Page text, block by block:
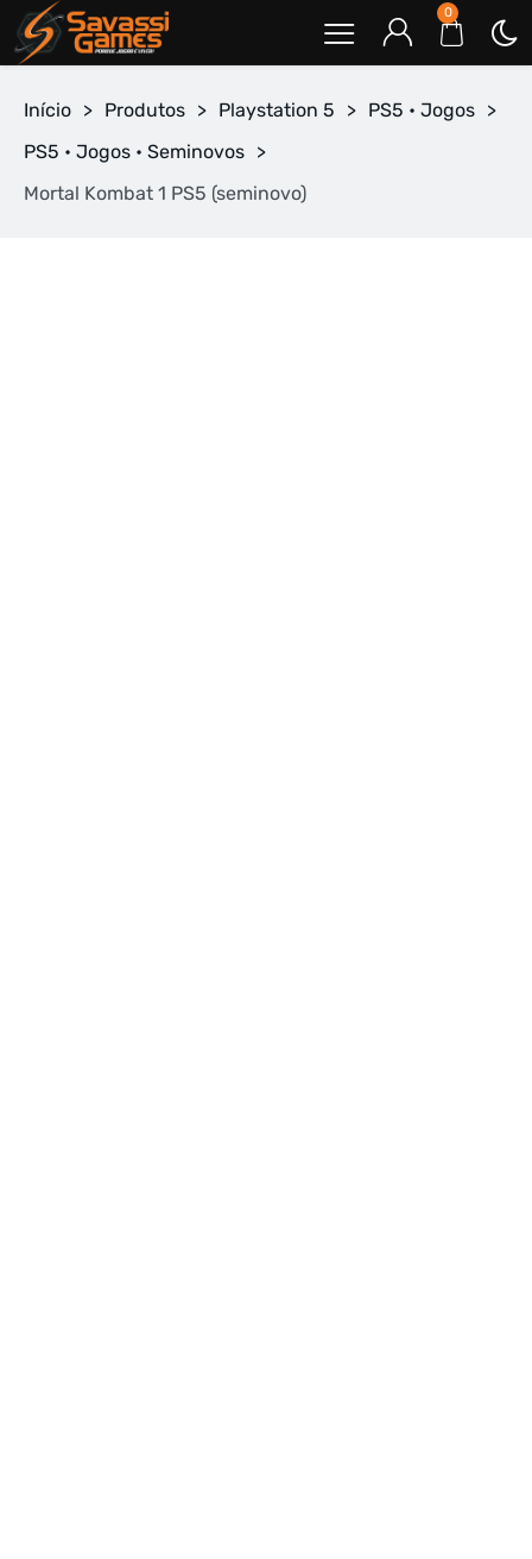
0
Início > Produtos > Playstation 5 > PS5 • Jogos >
PS5 • Jogos • Seminovos >
Mortal Kombat 1 PS5 (seminovo)